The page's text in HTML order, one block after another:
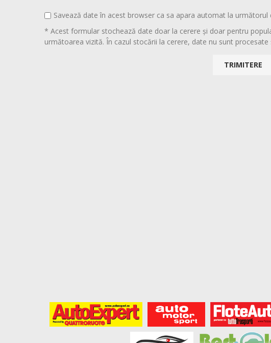
Savează date în acest browser ca sa apara automat la următorul
* Acest formular stochează date doar la cerere și doar pentru
următoarea vizită. În cazul stocării la cerere, date nu sunt